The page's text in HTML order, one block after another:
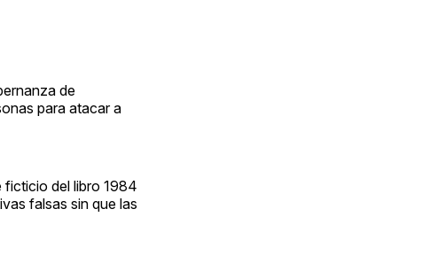
de
para atacar a
ficticio del libro 1984
falsas sin que las